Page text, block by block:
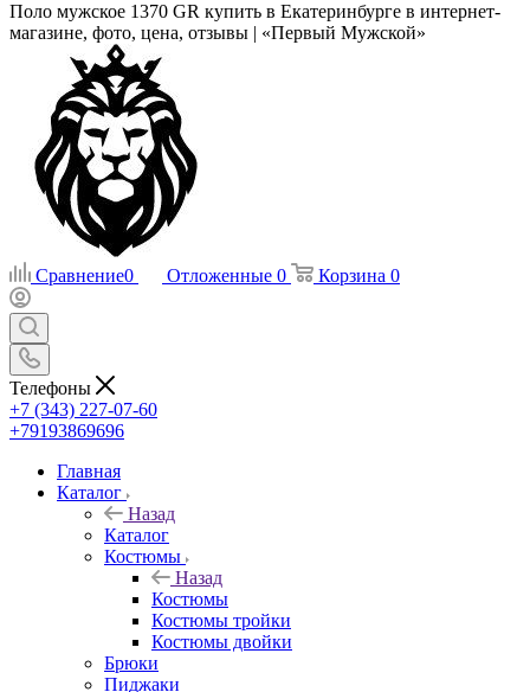
Поло мужское 1370 GR купить в Екатеринбурге в интернет-
магазине, фото, цена, отзывы | «Первый Мужской»
Сравнение0 Отложенные 0 Корзина 0
Телефоны
+7 (343) 227-07-60
+79193869696
Главная
Каталог
Назад
Каталог
Костюмы
Назад
Костюмы
Костюмы тройки
Костюмы двойки
Брюки
Пиджаки